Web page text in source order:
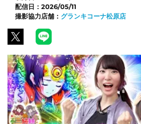
配信日： 2026/05/11
撮影協力店舗： グランキコーナ松原店